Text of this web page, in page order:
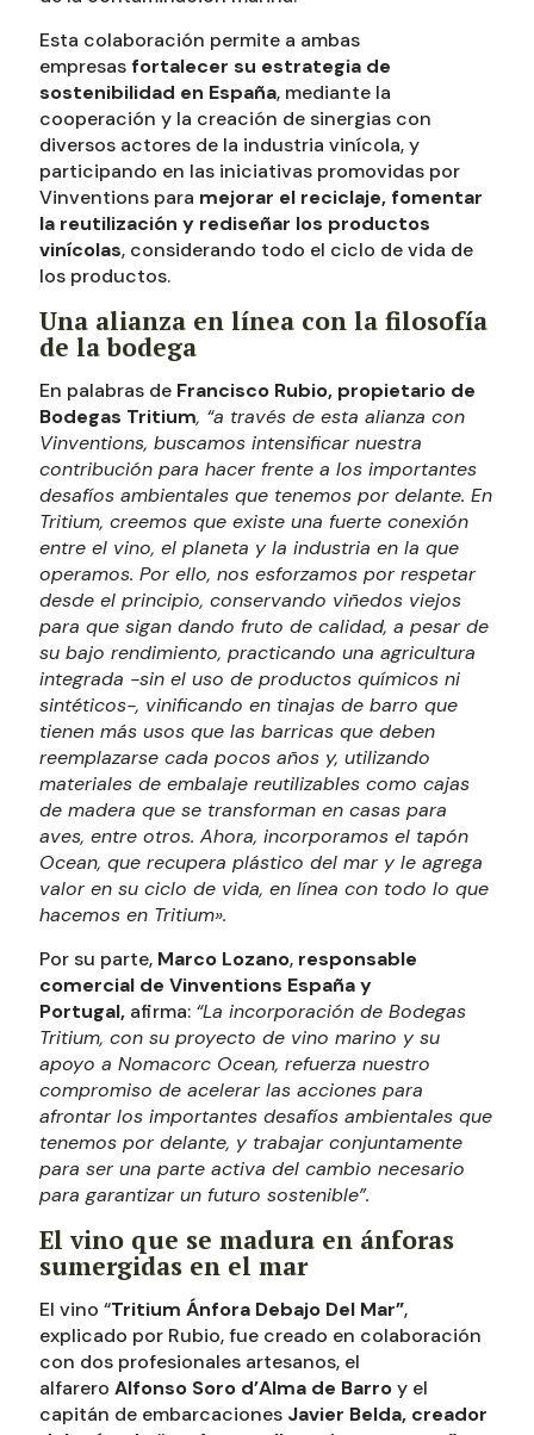
Esta colaboración permite a ambas
empresasfortalecer su estrategia de
sostenibilidad en España, mediante la
cooperación y la creación de sinergias con
diversos actores de la industria vinícola, y
participando en las iniciativas promovidas por
Vinventions para mejorar el reciclaje, fomentar
la reutilización y rediseñar los productos
vinícolas, considerando todo el ciclo de vida de
los productos.
Una alianza en línea con la filosofía
de la bodega
En palabras de Francisco Rubio, propietario de
Bodegas Tritium, “a través de esta alianza con
Vinventions, buscamos intensificar nuestra
contribución para hacer frente a los importantes
desafíos ambientales que tenemos por delante. En
Tritium, creemos que existe una fuerte conexión
entre el vino, el planeta y la industria en la que
operamos. Por ello, nos esforzamos por respetar
desde el principio, conservando viñedos viejos
para que sigan dando fruto de calidad, a pesar de
su bajo rendimiento, practicando una agricultura
integrada -sin el uso de productos químicos ni
sintéticos-, vinificando en tinajas de barro que
tienen más usos que las barricas que deben
reemplazarse cada pocos años y, utilizando
materiales de embalaje reutilizables como cajas
de madera que se transforman en casas para
aves, entre otros. Ahora, incorporamos el tapón
Ocean, que recupera plástico del mar y le agrega
valor en su ciclo de vida, en línea con todo lo que
hacemos en Tritium».
Por su parte, Marco Lozano, responsable
comercial de Vinventions España y
Portugal, afirma: “La incorporación de Bodegas
Tritium, con su proyecto de vino marino y su
apoyo a Nomacorc Ocean, refuerza nuestro
compromiso de acelerar las acciones para
afrontar los importantes desafíos ambientales que
tenemos por delante, y trabajar conjuntamente
para ser una parte activa del cambio necesario
para garantizar un futuro sostenible”.
El vino que se madura en ánforas
sumergidas en el mar
El vino “Tritium Ánfora Debajo Del Mar”,
explicado por Rubio, fue creado en colaboración
con dos profesionales artesanos, el
alfarero Alfonso Soro d’Alma de Barroy el
capitán de embarcaciones Javier Belda, creador